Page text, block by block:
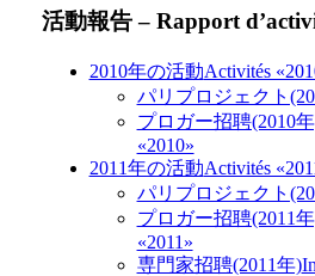
活動報告 – Rapport
2010年の活動Activités
パリプロジェクト
プロガー招聘(2010
«2010»
2011年の活動Activités
パリプロジェクト
プロガー招聘(2011
«2011»
専門家招聘(2011年)